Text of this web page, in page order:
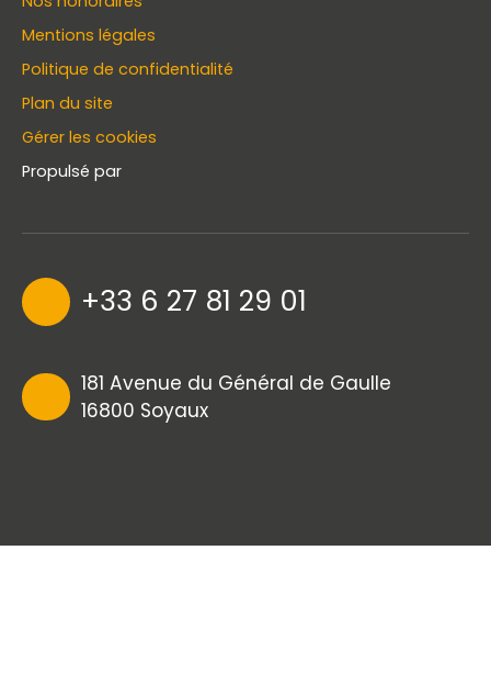
Mentions légales
Politique de confidentialité
Plan du site
Gérer les cookies
Propulsé par
+33 6 27 81 29 01
181 Avenue du Général de Gaulle
16800 Soyaux